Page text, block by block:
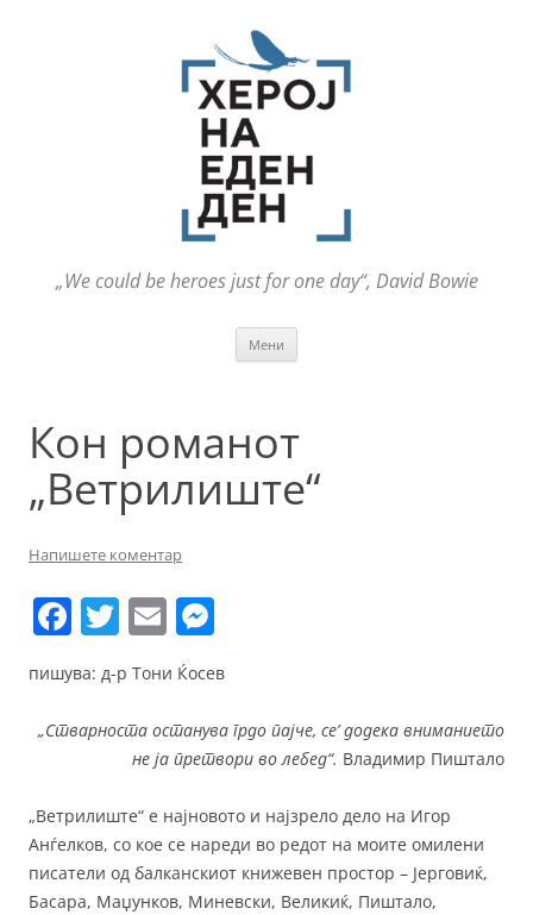
„We could be heroes just for one day“, David Bowie
Мени
Кон романот
„Ветрилиште“
Напишете коментар
F
c
e
o
o
k
T
w
itt
er
E
m
ai
l
ss
e
n
g
er
пишува: д-р Тони Ќосев
„Стварноста останува грдо пајче, се’ додека вниманието
не ја претвори во лебед“. Владимир Пиштало
„Ветрилиште“ е најновото и најзрело дело на Игор
Анѓелков, со кое се нареди во редот на моите омилени
писатели од балканскиот книжевен простор – Јерговиќ,
Басара, Маџунков, Миневски, Великиќ, Пиштало,